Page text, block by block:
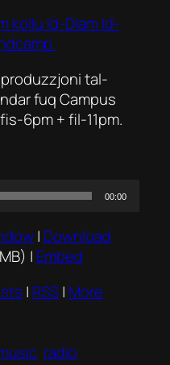
kollu Id-Dlam Id-
tal-
fuq Campus
6pm + fil-11pm.
00:00
| Download
| Embed
| RSS| More
radio